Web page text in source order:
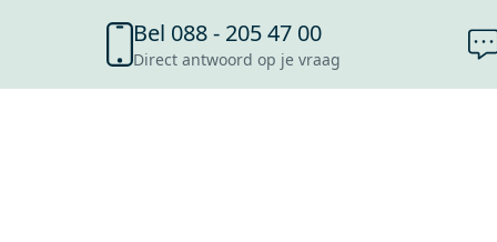
Bel 088 - 205 47 00
Direct antwoord op je vraag